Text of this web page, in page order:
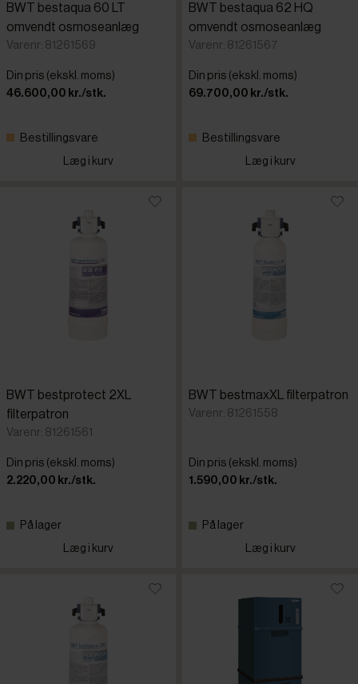
BWT bestaqua 60 LT
omvendt osmoseanlæg
Varenr: 81261569
Din pris (ekskl. moms)
46.600,00 kr./stk.
Bestillingsvare
Læg i kurv
BWT bestaqua 62 HQ
omvendt osmoseanlæg
Varenr: 81261567
Din pris (ekskl. moms)
69.700,00 kr./stk.
Bestillingsvare
Læg i kurv
BWT bestprotect 2XL
filterpatron
Varenr: 81261561
Din pris (ekskl. moms)
2.220,00 kr./stk.
På lager
Læg i kurv
BWT bestmaxXL filterpatron
Varenr: 81261558
Din pris (ekskl. moms)
1.590,00 kr./stk.
På lager
Læg i kurv